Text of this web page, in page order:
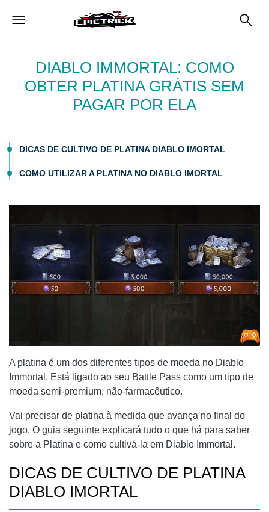
DIABLO IMMORTAL: COMO
OBTER PLATINA GRÁTIS SEM
PAGAR POR ELA
DICAS DE CULTIVO DE PLATINA DIABLO IMORTAL
COMO UTILIZAR A PLATINA NO DIABLO IMORTAL
A platina é um dos diferentes tipos de moeda no Diablo
Immortal. Está ligado ao seu Battle Pass como um tipo de
moeda semi-premium, não-farmacêutico.
Vai precisar de platina à medida que avança no final do
jogo. O guia seguinte explicará tudo o que há para saber
sobre a Platina e como cultivá-la em Diablo Immortal.
DICAS DE CULTIVO DE PLATINA
DIABLO IMORTAL